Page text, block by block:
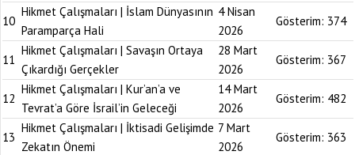
10
Hikmet Çalışmaları | İslam Dünyasının
Paramparça Hali
4 Nisan
2026
Gösterim: 374
11
Hikmet Çalışmaları | Savaşın Ortaya
Çıkardığı Gerçekler
28 Mart
2026
Gösterim: 367
12
Hikmet Çalışmaları | Kur’an’a ve
Tevrat’a Göre İsrail’in Geleceği
14 Mart
2026
Gösterim: 482
13
Hikmet Çalışmaları | İktisadi Gelişimde
Zekatın Önemi
7 Mart
2026
Gösterim: 363